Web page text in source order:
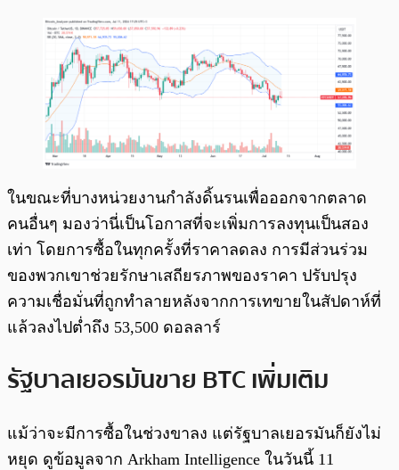
ในขณะที่บางหน่วยงานกำลังดิ้นรนเพื่อออกจากตลาด
คนอื่นๆ มองว่านี่เป็นโอกาสที่จะเพิ่มการลงทุนเป็นสอง
เท่า โดยการซื้อในทุกครั้งที่ราคาลดลง การมีส่วนร่วม
ของพวกเขาช่วยรักษาเสถียรภาพของราคา ปรับปรุง
ความเชื่อมั่นที่ถูกทำลายหลังจากการเทขายในสัปดาห์ที่
แล้วลงไปต่ำถึง 53,500 ดอลลาร์
รัฐบาลเยอรมันขาย BTC เพิ่มเติม
แม้ว่าจะมีการซื้อในช่วงขาลง แต่รัฐบาลเยอรมันก็ยังไม่
หยุด ดูข้อมูลจาก Arkham Intelligence ในวันนี้ 11